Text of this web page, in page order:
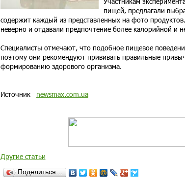
пищей, предлагали
содержит каждый из представленных на фото
неверно и отдавали предпочтение более калорийной и
Специалисты отмечают, что подобное пищевое
поэтому они рекомендуют прививать правильные
формированию здорового организма.
Источник newsmax.com.ua
Другие статьи
Поделиться…